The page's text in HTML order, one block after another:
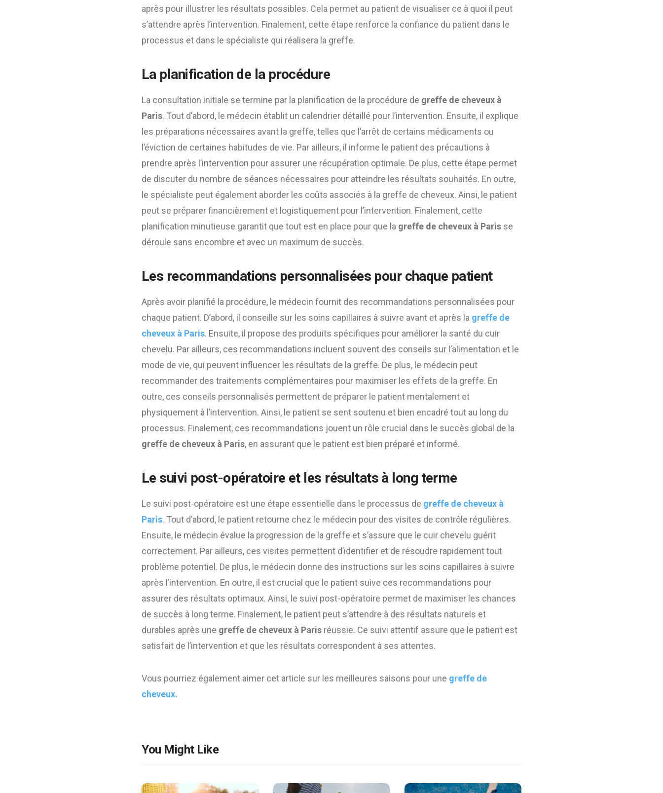
après pour illustrer les résultats possibles. Cela permet au patient de visualiser ce à quoi il peut
s’attendre après l’intervention. Finalement, cette étape renforce la confiance du patient dans le
processus et dans le spécialiste qui réalisera la greffe.
La planification de la procédure
La consultation initiale se termine par la planification de la procédure de greffe de cheveux à
Paris. Tout d’abord, le médecin établit un calendrier détaillé pour l’intervention. Ensuite, il explique
les préparations nécessaires avant la greffe, telles que l’arrêt de certains médicaments ou
l’éviction de certaines habitudes de vie. Par ailleurs, il informe le patient des précautions à
prendre après l’intervention pour assurer une récupération optimale. De plus, cette étape permet
de discuter du nombre de séances nécessaires pour atteindre les résultats souhaités. En outre,
le spécialiste peut également aborder les coûts associés à la greffe de cheveux. Ainsi, le patient
peut se préparer financièrement et logistiquement pour l’intervention. Finalement, cette
planification minutieuse garantit que tout est en place pour que la greffe de cheveux à Paris se
déroule sans encombre et avec un maximum de succès.
Les recommandations personnalisées pour chaque patient
Après avoir planifié la procédure, le médecin fournit des recommandations personnalisées pour
chaque patient. D’abord, il conseille sur les soins capillaires à suivre avant et après la greffe de
cheveux à Paris. Ensuite, il propose des produits spécifiques pour améliorer la santé du cuir
chevelu. Par ailleurs, ces recommandations incluent souvent des conseils sur l’alimentation et le
mode de vie, qui peuvent influencer les résultats de la greffe. De plus, le médecin peut
recommander des traitements complémentaires pour maximiser les effets de la greffe. En
outre, ces conseils personnalisés permettent de préparer le patient mentalement et
physiquement à l’intervention. Ainsi, le patient se sent soutenu et bien encadré tout au long du
processus. Finalement, ces recommandations jouent un rôle crucial dans le succès global de la
greffe de cheveux à Paris, en assurant que le patient est bien préparé et informé.
Le suivi post-opératoire et les résultats à long terme
Le suivi post-opératoire est une étape essentielle dans le processus de greffe de cheveux à
Paris. Tout d’abord, le patient retourne chez le médecin pour des visites de contrôle régulières.
Ensuite, le médecin évalue la progression de la greffe et s’assure que le cuir chevelu guérit
correctement. Par ailleurs, ces visites permettent d’identifier et de résoudre rapidement tout
problème potentiel. De plus, le médecin donne des instructions sur les soins capillaires à suivre
après l’intervention. En outre, il est crucial que le patient suive ces recommandations pour
assurer des résultats optimaux. Ainsi, le suivi post-opératoire permet de maximiser les chances
de succès à long terme. Finalement, le patient peut s’attendre à des résultats naturels et
durables après une greffe de cheveux à Paris réussie. Ce suivi attentif assure que le patient est
satisfait de l’intervention et que les résultats correspondent à ses attentes.
Vous pourriez également aimer cet article sur les meilleures saisons pour une greffe de
cheveux.
You Might Like